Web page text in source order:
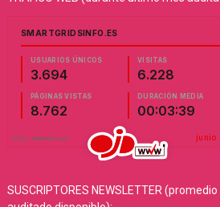
SUSCRIPTORES NEWSLETTER